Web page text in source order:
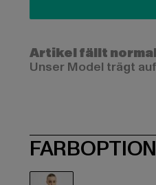
Artikel fällt
Unser Model trägt